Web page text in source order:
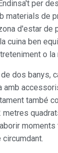
per
materials de
d'estar de
cuina ben
o la
dos banys,
amb
també
moments